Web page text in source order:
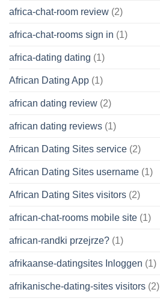
africa-chat-room review (2)
africa-chat-rooms sign in (1)
africa-dating dating (1)
African Dating App (1)
african dating review (2)
african dating reviews (1)
African Dating Sites service (2)
African Dating Sites username (1)
African Dating Sites visitors (2)
african-chat-rooms mobile site (1)
african-randki przejrze? (1)
afrikaanse-datingsites Inloggen (1)
afrikanische-dating-sites visitors (2)